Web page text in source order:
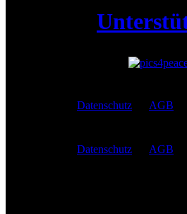
Datenschutz AGB
Datenschutz AGB